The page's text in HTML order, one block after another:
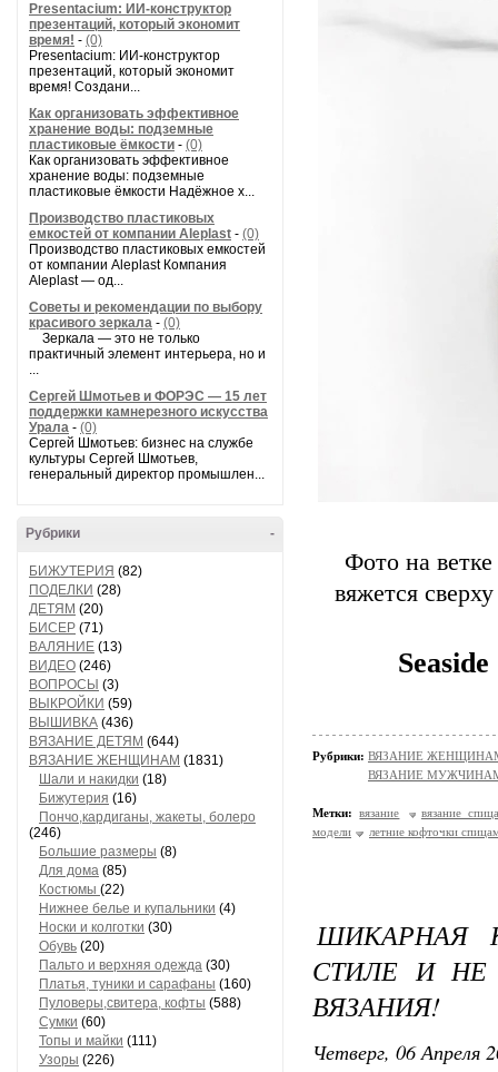
Presentacium: ИИ‑конструктор
презентаций, который экономит
время! - (0)
Presentacium: ИИ‑конструктор
презентаций, который экономит
время! Создани...
Как организовать эффективное
хранение воды: подземные
пластиковые ёмкости - (0)
Как организовать эффективное
хранение воды: подземные
пластиковые ёмкости Надёжное х...
Производство пластиковых
емкостей от компании Aleplast - (0)
Производство пластиковых емкостей
от компании Aleplast Компания
Aleplast — од...
Советы и рекомендации по выбору
красивого зеркала - (0)
Зеркала — это не только
практичный элемент интерьера, но и
...
Сергей Шмотьев и ФОРЭС — 15 лет
поддержки камнерезного искусства
Урала - (0)
Сергей Шмотьев: бизнес на службе
культуры Сергей Шмотьев,
генеральный директор промышлен...
-
Рубрики
БИЖУТЕРИЯ (82)
ПОДЕЛКИ (28)
ДЕТЯМ (20)
БИСЕР (71)
ВАЛЯНИЕ (13)
ВИДЕО (246)
ВОПРОСЫ (3)
ВЫКРОЙКИ (59)
ВЫШИВКА (436)
ВЯЗАНИЕ ДЕТЯМ (644)
ВЯЗАНИЕ ЖЕНЩИНАМ (1831)
Шали и накидки (18)
Бижутерия (16)
Пончо,кардиганы, жакеты, болеро
(246)
Большие размеры (8)
Для дома (85)
Костюмы (22)
Нижнее белье и купальники (4)
Носки и колготки (30)
Обувь (20)
Пальто и верхняя одежда (30)
Платья, туники и сарафаны (160)
Пуловеры,свитера, кофты (588)
Сумки (60)
Топы и майки (111)
Узоры (226)
Фото на
вяжется
Рубрики: ВЯЗАНИЕ ЖЕНЩИНАМ/
ВЯЗАНИЕ
Метки: вязание
вязание
модели
летние кофточки
ШИКАРНАЯ
СТИЛЕ И
ВЯЗАНИЯ!
Четверг, 06 Апреля